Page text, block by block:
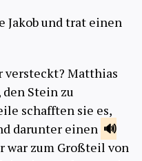
Jakob und trat einen
versteckt? Matthias
Stein zu
schafften sie es,
darunter einen
war zum Großteil von